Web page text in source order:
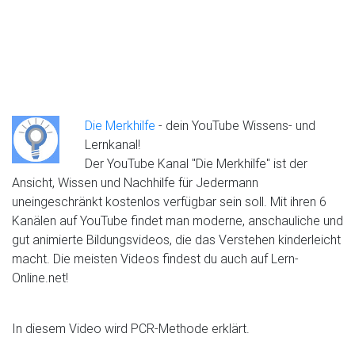
Die Merkhilfe - dein YouTube Wissens- und
Lernkanal!
Der YouTube Kanal "Die Merkhilfe" ist der
Ansicht, Wissen und Nachhilfe für Jedermann
uneingeschränkt kostenlos verfügbar sein soll. Mit ihren 6
Kanälen auf YouTube findet man moderne, anschauliche und
gut animierte Bildungsvideos, die das Verstehen kinderleicht
macht. Die meisten Videos findest du auch auf Lern-
Online.net!
In diesem Video wird PCR-Methode erklärt.